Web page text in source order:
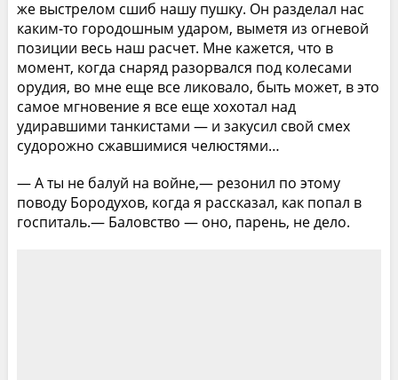
же выстрелом сшиб нашу пушку. Он разделал нас
каким-то городошным ударом, выметя из огневой
позиции весь наш расчет. Мне кажется, что в
момент, когда снаряд разорвался под колесами
орудия, во мне еще все ликовало, быть может, в это
самое мгновение я все еще хохотал над
удиравшими танкистами — и закусил свой смех
судорожно сжавшимися челюстями…
— А ты не балуй на войне,— резонил по этому
поводу Бородухов, когда я рассказал, как попал в
госпиталь.— Баловство — оно, парень, не дело.